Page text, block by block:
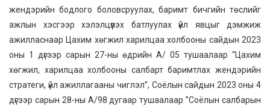
жендэрийн бодлого боловсруулах, баримт бичгийн төслийг
ажлын хэсгээр хэлэлцүүлэх батлуулах үйл явцыг дэмжиж
ажилласнаар Цахим хөгжил харилцаа холбооны сайдын 2023
оны 1 дүгээр сарын 27-ны өдрийн А/ 05 тушаалаар “Цахим
хөгжил, харилцаа холбооны салбарт баримтлах жендэрийн
стратеги, үйл ажиллагааны чиглэл”, Соёлын сайдын 2023 оны 4
дүгээр сарын 28-ны А/98 дугаар тушаалаар ”Соёлын салбарын